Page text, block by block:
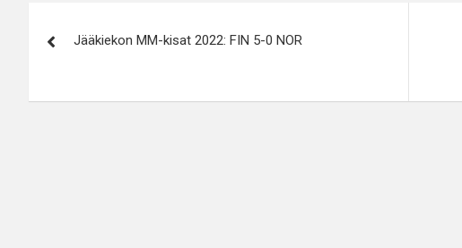
selaus
Jääkiekon MM-kisat 2022: FIN 5-0 NOR